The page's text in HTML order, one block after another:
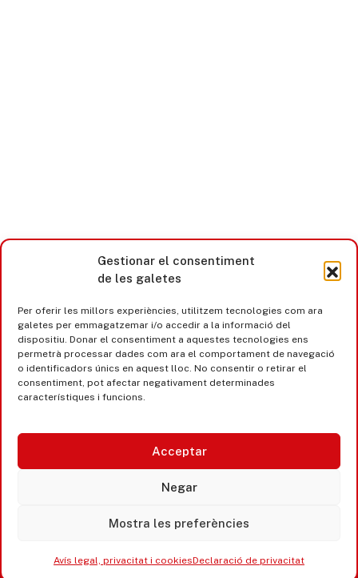
Gestionar el consentiment
de les galetes
Per oferir les millors experiències, utilitzem tecnologies com ara
galetes per emmagatzemar i/o accedir a la informació del
dispositiu. Donar el consentiment a aquestes tecnologies ens
permetrà processar dades com ara el comportament de navegació
o identificadors únics en aquest lloc. No consentir o retirar el
consentiment, pot afectar negativament determinades
característiques i funcions.
Acceptar
Negar
Mostra les preferències
Avís legal, privacitat i cookiesDeclaració de privacitat
Castell d’Aro · Platja d’Aro · S’Agaró
365 www.platjadaro